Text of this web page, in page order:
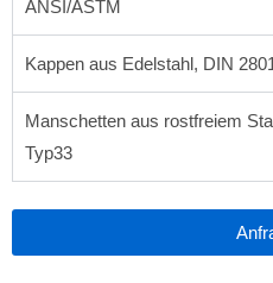
ANSI/ASTM
Kappen aus Edelstahl, DIN
Manschetten aus rostfreiem
Typ33